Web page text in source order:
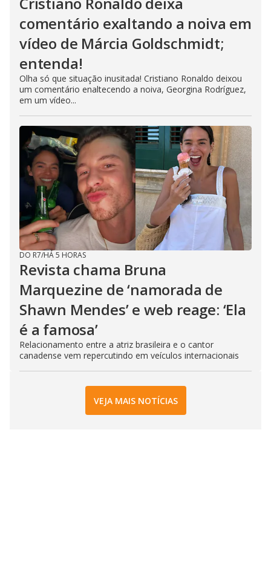
comentário exaltando a noiva em
vídeo de Márcia Goldschmidt;
entenda!
Olha só que situação inusitada! Cristiano Ronaldo deixou
um comentário enaltecendo a noiva, Georgina Rodríguez,
em um vídeo...
DO R7/HÁ 5 HORAS
Revista chama Bruna
Marquezine de ‘namorada de
Shawn Mendes’ e web reage: ‘Ela
é a famosa’
Relacionamento entre a atriz brasileira e o cantor
canadense vem repercutindo em veículos internacionais
VEJA MAIS NOTÍCIAS